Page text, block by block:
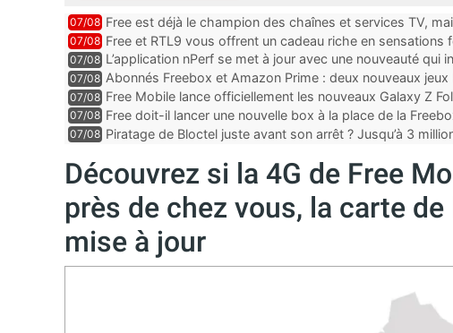
07/08 Free est déjà le champion des chaînes et services TV,
encore au moin...
07/08 Free et RTL9 vous offrent un cadeau riche en sensations
l’obtenir
07/08 L’application nPerf se met à jour avec une nouveauté qui
Mobile, Orange, SFR ...
07/08 Abonnés Freebox et Amazon Prime : deux nouveaux
07/08 Free Mobile lance officiellement les nouveaux Galaxy Z
des promos et des cadeaux
07/08 Free doit-il lancer une nouvelle box à la place de la
07/08 Piratage de Bloctel juste avant son arrêt ? Jusqu’à 3
Découvrez si la 4G de Free
près de chez vous, la carte de
mise à jour